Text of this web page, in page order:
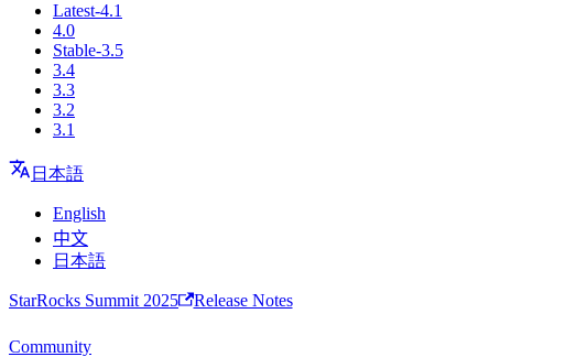
Latest-4.1
4.0
Stable-3.5
3.4
3.3
3.2
3.1
日本語
English
中文
日本語
StarRocks Summit 2025 Release Notes
Community